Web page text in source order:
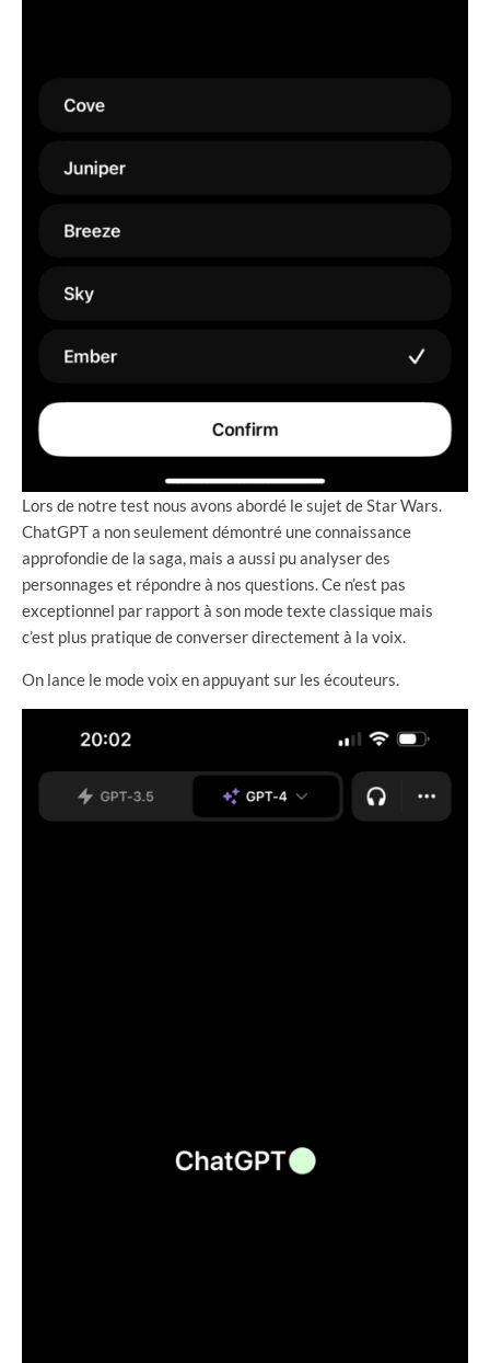
Lors de notre test nous avons abordé le sujet de Star Wars.
ChatGPT a non seulement démontré une connaissance
approfondie de la saga, mais a aussi pu analyser des
personnages et répondre à nos questions. Ce n’est pas
exceptionnel par rapport à son mode texte classique mais
c’est plus pratique de converser directement à la voix.
On lance le mode voix en appuyant sur les écouteurs.